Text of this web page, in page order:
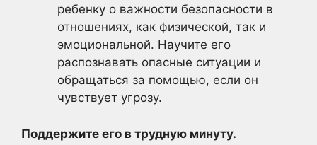
ребенку о важности безопасности в
отношениях, как физической, так и
эмоциональной. Научите его
распознавать опасные ситуации и
обращаться за помощью, если он
чувствует угрозу.
Поддержите его в трудную минуту.